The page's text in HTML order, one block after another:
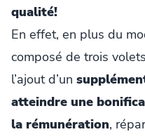
qualité!
En effet, en plus du
composé de trois
l’ajout d’un
atteindre une
la rémunération,